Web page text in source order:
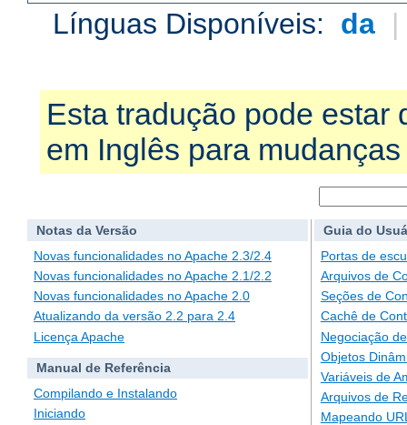
Línguas Disponíveis: da |
Esta tradução pode estar
em Inglês para
Notas da Versão
Novas funcionalidades no Apache 2.3/2.4
Novas funcionalidades no Apache 2.1/2.2
Novas funcionalidades no Apache 2.0
Atualizando da versão 2.2 para 2.4
Licença Apache
Manual de Referência
Compilando e Instalando
Iniciando
Guia do
Portas de
Arquivos de
Seções de
Cachê de
Negociação
Objetos
Variáveis de
Arquivos de
Mapeando